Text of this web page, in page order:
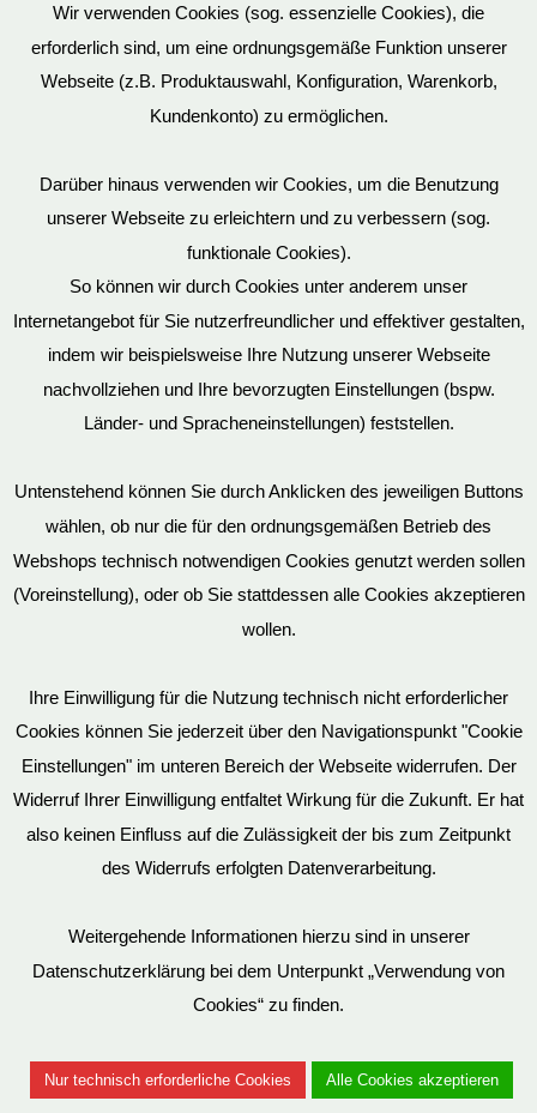
Datenschutz
Mein Konto
Vertrag widerrufen
Impressum
Bitte beachten Sie, dass wir für einen zunehmenden Teil der von
uns hergestellten SM-Möbel deutsche Geschmacksmuster beim
Deutschen Patent und Markenamt (DPMA) haben eintragen
Genehmigung zu benutzen. Entsprechende Verstöße werden von
uns juristisch verfolgt.
Wir verwenden Cookies (sog. essenzielle Cookies), die
erforderlich sind, um eine ordnungsgemäße Funktion unserer
Webseite (z.B. Produktauswahl, Konfiguration, Warenkorb,
Kundenkonto) zu ermöglichen.
Darüber hinaus verwenden wir Cookies, um die Benutzung
unserer Webseite zu erleichtern und zu verbessern (sog.
funktionale Cookies).
So können wir durch Cookies unter anderem unser
Internetangebot für Sie nutzerfreundlicher und effektiver gestalten,
indem wir beispielsweise Ihre Nutzung unserer Webseite
nachvollziehen und Ihre bevorzugten Einstellungen (bspw.
Länder- und Spracheneinstellungen) feststellen.
Untenstehend können Sie durch Anklicken des jeweiligen Buttons
wählen, ob nur die für den ordnungsgemäßen Betrieb des
Webshops technisch notwendigen Cookies genutzt werden sollen
(Voreinstellung), oder ob Sie stattdessen alle Cookies akzeptieren
wollen.
Ihre Einwilligung für die Nutzung technisch nicht erforderlicher
Cookies können Sie jederzeit über den Navigationspunkt "Cookie
Einstellungen" im unteren Bereich der Webseite widerrufen. Der
Widerruf Ihrer Einwilligung entfaltet Wirkung für die Zukunft. Er hat
also keinen Einfluss auf die Zulässigkeit der bis zum Zeitpunkt
des Widerrufs erfolgten Datenverarbeitung.
Weitergehende Informationen hierzu sind in unserer
Datenschutzerklärung bei dem Unterpunkt „Verwendung von
Cookies“ zu finden.
Nur technisch erforderliche Cookies Alle Cookies akzeptieren